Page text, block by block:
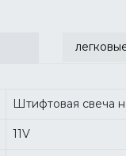
Штифтовая свеча
11V